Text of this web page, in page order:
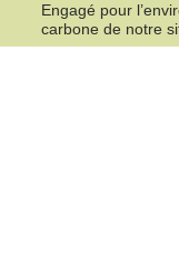
Engagé pour
carbone de notre